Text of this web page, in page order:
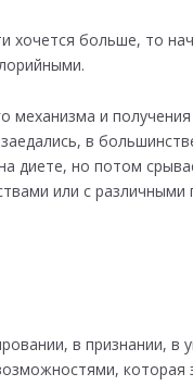
хочется больше, то
механизма и
в
диете, но потом
или с
в признании, в
которая